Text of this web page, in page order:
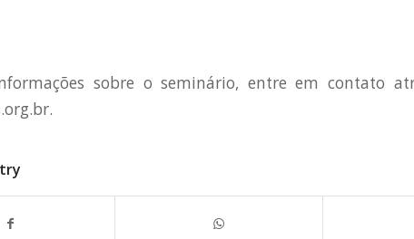
sobre o seminário, entre em contato